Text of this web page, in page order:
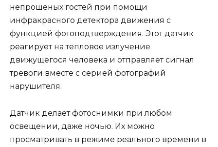
непрошеных гостей при помощи
инфракрасного детектора движения с
функцией фотоподтверждения. Этот датчик
реагирует на тепловое излучение
движущегося человека и отправляет сигнал
тревоги вместе с серией фотографий
нарушителя.
Датчик делает фотоснимки при любом
освещении, даже ночью. Их можно
просматривать в режиме реального времени в